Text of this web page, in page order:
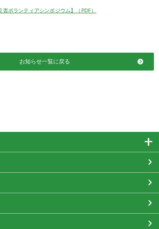
害ボランティアシンポジウム】（PDF）
お知らせ一覧に戻る